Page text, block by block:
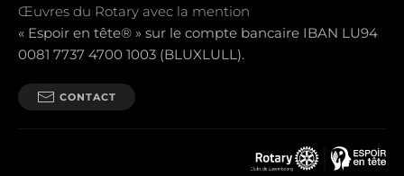
Œuvres du Rotary avec la mention
« Espoir en tête® » sur le compte bancaire IBAN LU94
0081 7737 4700 1003 (BLUXLULL).
CONTACT